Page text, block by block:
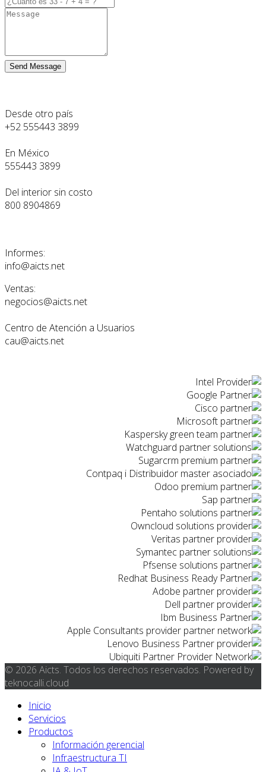
Send Message
Desde otro país
+52 555443 3899
En México
555443 3899
Del interior sin costo
800 8904869
Informes:
info@aicts.net
Ventas:
negocios@aicts.net
Centro de Atención a Usuarios
cau@aicts.net
© 2026 Aicts. Todos los derechos reservados. Powered by
teknocalli.cloud
Inicio
Servicios
Productos
Información gerencial
Infraestructura TI